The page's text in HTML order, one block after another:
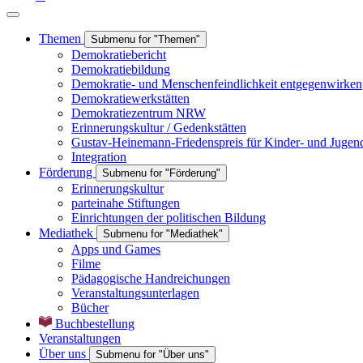
Themen Submenu for "Themen"
Demokratiebericht
Demokratiebildung
Demokratie- und Menschenfeindlichkeit entgegenwirken
Demokratiewerkstätten
Demokratiezentrum NRW
Erinnerungskultur / Gedenkstätten
Gustav-Heinemann-Friedenspreis für Kinder- und
Integration
Förderung
Submenu for "Förderung"
Erinnerungskultur
parteinahe Stiftungen
Einrichtungen der politischen Bildung
Mediathek
Submenu for "Mediathek"
Apps und Games
Filme
Pädagogische Handreichungen
Veranstaltungsunterlagen
Bücher
Buchbestellung
Veranstaltungen
Über uns
Submenu for "Über uns"